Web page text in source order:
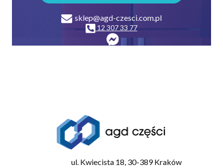
sklep@agd-czesci.com.pl
12 307 33 77
ul. Kwiecista 18, 30-389 Kraków